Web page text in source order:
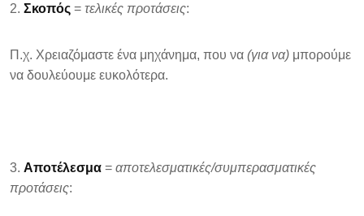
Σκοπός = τελικές προτάσεις:
Π.χ. Χρειαζόμαστε ένα μηχάνημα, που να (για να) μπορούμε
να δουλεύουμε ευκολότερα.
Αποτέλεσμα = αποτελεσματικές/συμπερασματικές
προτάσεις: